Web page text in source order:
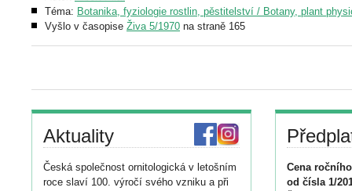
Téma: Botanika, fyziologie rostlin, pěstitelství / Botany, plant
Vyšlo v časopise Živa 5/1970 na straně 165
Aktuality
Česká společnost ornitologická v letošním
roce slaví 100. výročí svého vzniku a při
Cena
od čísla 1/